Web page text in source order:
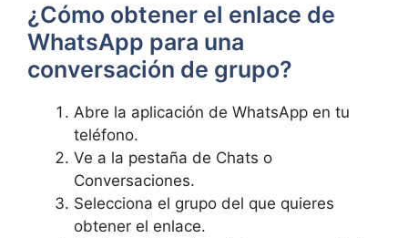
¿Cómo obtener el enlace de
WhatsApp para una
conversación de grupo?
Abre la aplicación de WhatsApp en tu
teléfono.
Ve a la pestaña de Chats o
Conversaciones.
Selecciona el grupo del que quieres
obtener el enlace.